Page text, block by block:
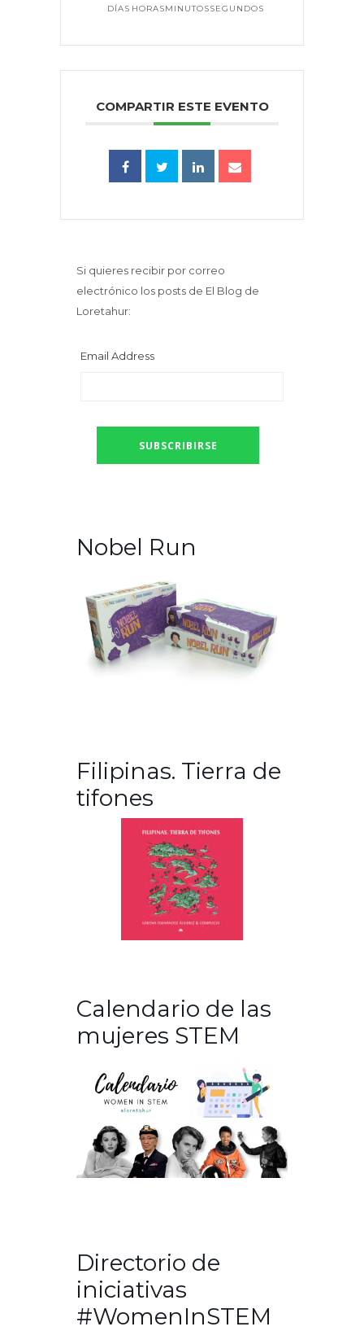
DÍAS HORASMINUTOSSEGUNDOS
COMPARTIR ESTE EVENTO
Si quieres recibir por correo
electrónico los posts de El Blog de
Loretahur:
Email Address
Nobel Run
Filipinas. Tierra de
tifones
Calendario de las
mujeres STEM
Directorio de
iniciativas
#WomenInSTEM